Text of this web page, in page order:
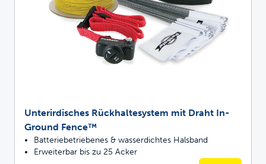
Unterirdisches Rückhaltesystem mit Draht In-
Ground Fence™
Batteriebetriebenes & wasserdichtes Halsband
Erweiterbar bis zu 25 Acker